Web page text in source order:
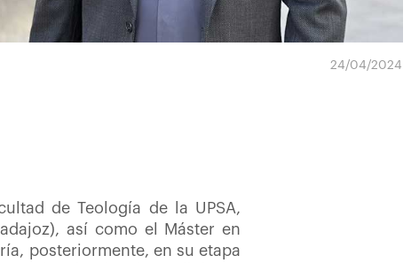
24/04/2024
de Teología de la UPSA,
así como el Máster en
posteriormente, en su etapa